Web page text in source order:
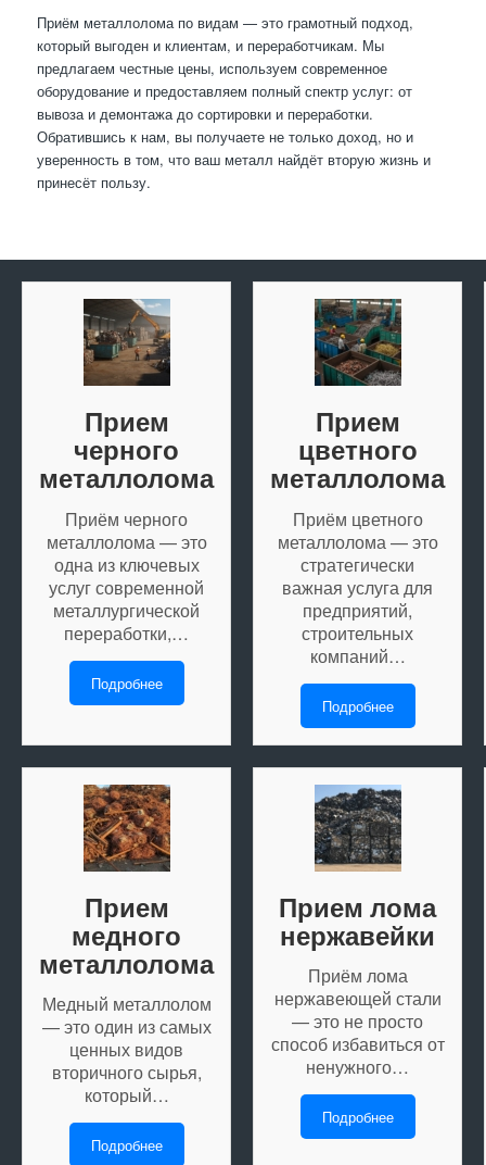
Приём металлолома по видам — это грамотный подход,
который выгоден и клиентам, и переработчикам. Мы
предлагаем честные цены, используем современное
оборудование и предоставляем полный спектр услуг: от
вывоза и демонтажа до сортировки и переработки.
Обратившись к нам, вы получаете не только доход, но и
уверенность в том, что ваш металл найдёт вторую жизнь и
принесёт пользу.
Прием
черного
металлолома
Приём черного
металлолома — это
одна из ключевых
услуг современной
металлургической
переработки,…
Подробнее
Прием
цветного
металлолома
Приём цветного
металлолома — это
стратегически
важная услуга для
предприятий,
строительных
компаний…
Подробнее
Прием
медного
металлолома
Медный металлолом
— это один из самых
ценных видов
вторичного сырья,
который…
Подробнее
Прием лома
нержавейки
Приём лома
нержавеющей стали
— это не просто
способ избавиться от
ненужного…
Подробнее